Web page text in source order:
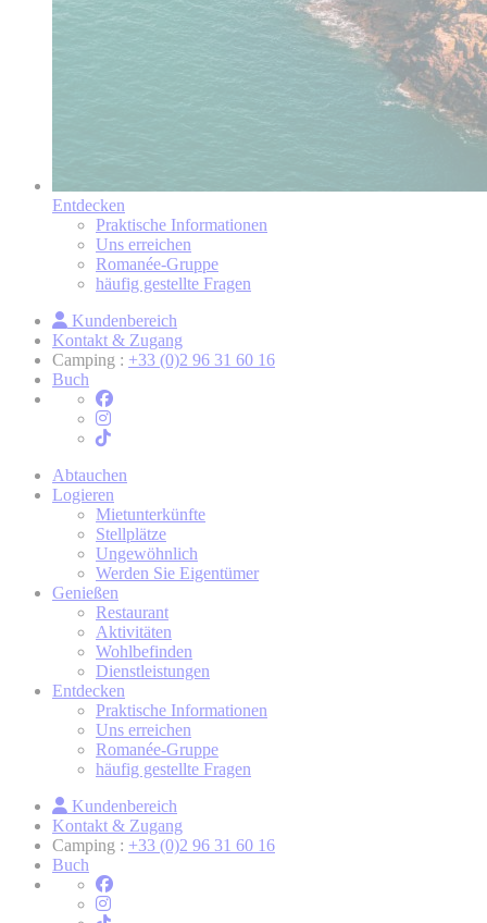
Entdecken
Praktische Informationen
Uns erreichen
Romanée-Gruppe
häufig gestellte Fragen
Kundenbereich
Kontakt & Zugang
Camping : +33 (0)2 96 31 60 16
Buch
Abtauchen
Logieren
Mietunterkünfte
Stellplätze
Ungewöhnlich
Werden Sie Eigentümer
Genießen
Restaurant
Aktivitäten
Wohlbefinden
Dienstleistungen
Entdecken
Praktische Informationen
Uns erreichen
Romanée-Gruppe
häufig gestellte Fragen
Kundenbereich
Kontakt & Zugang
Camping : +33 (0)2 96 31 60 16
Buch